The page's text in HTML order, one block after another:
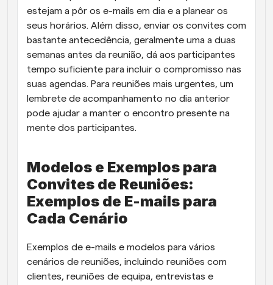
estejam a pôr os e-mails em dia e a planear os
seus horários. Além disso, enviar os convites com
bastante antecedência, geralmente uma a duas
semanas antes da reunião, dá aos participantes
tempo suficiente para incluir o compromisso nas
suas agendas. Para reuniões mais urgentes, um
lembrete de acompanhamento no dia anterior
pode ajudar a manter o encontro presente na
mente dos participantes.
Modelos e Exemplos para
Convites de Reuniões:
Exemplos de E-mails para
Cada Cenário
Exemplos de e-mails e modelos para vários
cenários de reuniões, incluindo reuniões com
clientes, reuniões de equipa, entrevistas e